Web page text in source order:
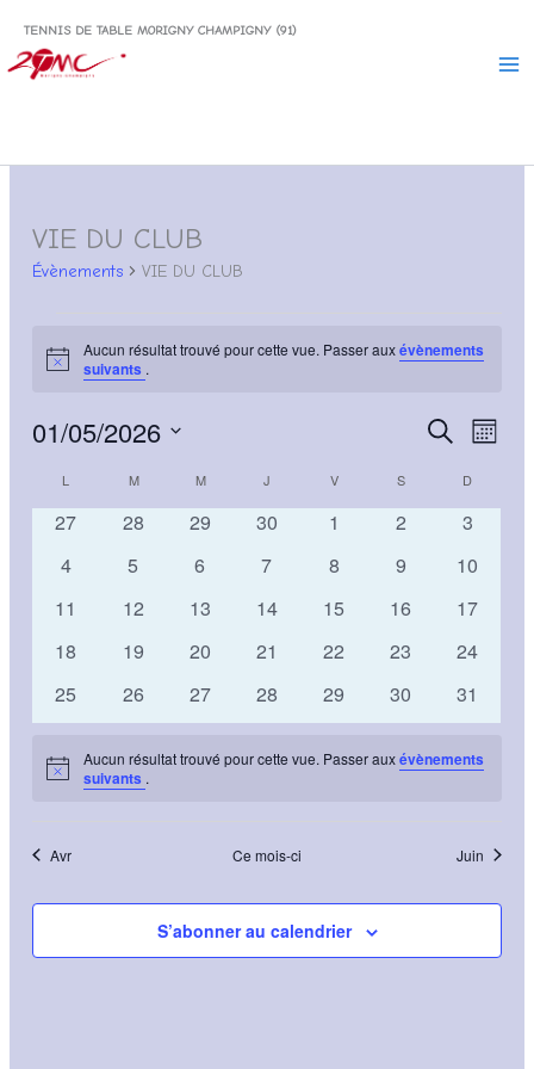
contenu
TENNIS DE TABLE MORIGNY CHAMPIGNY (91)
VIE DU CLUB
Évènements VIE DU CLUB
Notice
Aucun résultat trouvé pour cette vue. Passer auxévènements
suivants .
Recherche
navigation
de
Évènements
Recherche
Mois
01/05/2026
date.
Calendrier
de
L MMARDI MMERCREDI
J VVENDREDI
SSAMEDI D
0
27
0
28
0
29
0
30
0
1
0
2
0
3
0
4
0
5
0
6
0
7
0
8
0
9
0
10
0
11
0
12
0
13
0
14
0
15
0
16
0
17
0
18
0
19
0
20
0
21
0
22
0
23
0
24
0
évènements
25
0
évènements
26
0
évènements
27
0
évènements
28
0
évènements
29
0
évènements
30
0
31
Notice
Aucun résultat trouvé pour cette vue. Passer auxévènements
suivants .
Avr Ce mois-ci Juin
S’abonner au calendrier